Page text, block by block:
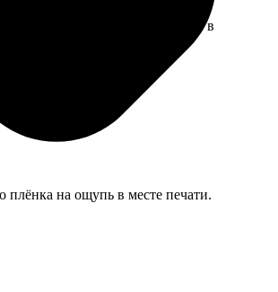
аккуратно — вроде бы все в
плёнка на ощупь в месте печати.